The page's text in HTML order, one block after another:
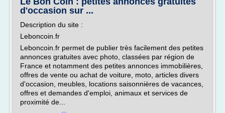
d'occasion sur ...
Description du site :
Leboncoin.fr
Leboncoin.fr permet de publier très facilement des petites
annonces gratuites avec photo, classées par région de
France et notamment des petites annonces immobilières,
offres de vente ou achat de voiture, moto, articles divers
d'occasion, meubles, locations saisonnières de vacances,
offres et demandes d'emploi, animaux et services de
proximité de...